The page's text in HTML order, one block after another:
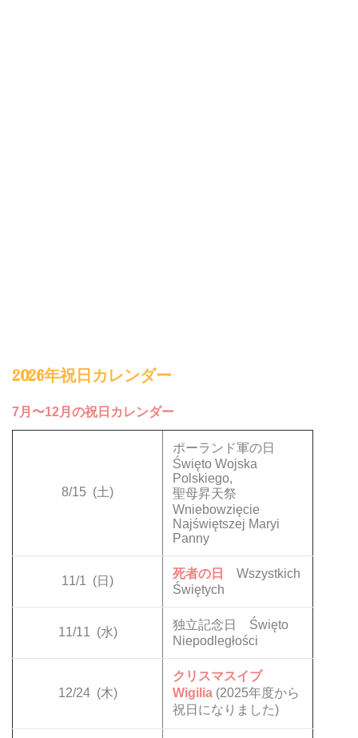
2026年祝日カレンダー
7月〜12月の祝日カレンダー
8/15 (土)
ポーランド軍の日
Święto Wojska
Polskiego,
聖母昇天祭
Wniebowzięcie
Najświętszej Maryi
Panny
11/1 (日)
死者の日
Wszystkich
Świętych
11/11 (水)
独立記念日 Święto
Niepodległości
12/24 (木)
クリスマスイブ
Wigilia (2025年度から
祝日になりました)